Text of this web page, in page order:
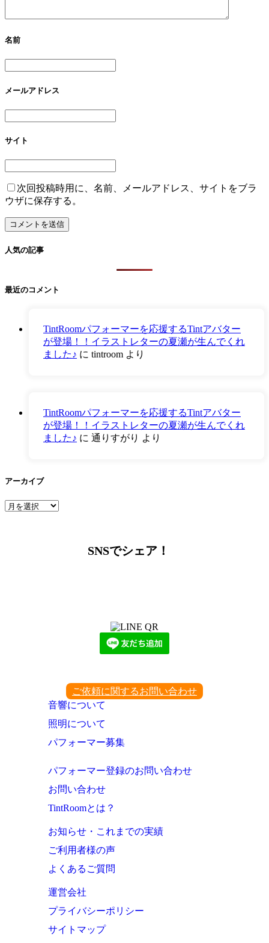
名前
メールアドレス
サイト
次回投稿時用に、名前、メールアドレス、サイトをブラ
ウザに保存する。
人気の記事
最近のコメント
TintRoomパフォーマーを応援するTintアバター
が登場！！イラストレターの夏瀬が生んでくれ
ました♪ に tintroom より
TintRoomパフォーマーを応援するTintアバター
が登場！！イラストレターの夏瀬が生んでくれ
ました♪ に 通りすがり より
アーカイブ
ア
SNSでシェア！
ご依頼に関するお問い合わせ
音響について
照明について
パフォーマー募集
パフォーマー登録のお問い合わせ
お問い合わせ
TintRoomとは？
お知らせ・これまでの実績
ご利用者様の声
よくあるご質問
運営会社
プライバシーポリシー
サイトマップ